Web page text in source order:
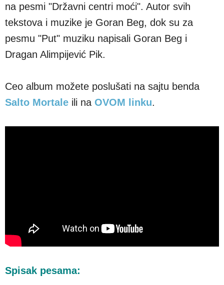
na pesmi "Državni centri moći". Autor svih
tekstova i muzike je Goran Beg, dok su za
pesmu "Put" muziku napisali Goran Beg i
Dragan Alimpijević Pik.
Ceo album možete poslušati na sajtu benda
Salto Mortale ili na OVOM linku.
Spisak pesama: